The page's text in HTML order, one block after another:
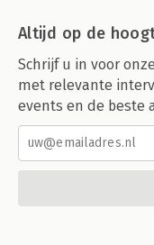
Altijd op de
Schrijf u in voor
met relevante
events en de beste